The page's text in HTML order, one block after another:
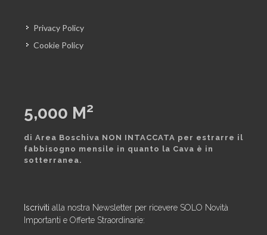
Privacy Policy
Cookie Policy
5,000 M2
di Area Boschiva NON INTACCATA per estrarre il
fabbisogno mensile in quanto la Cava è in
sotterranea.
Iscriviti alla nostra Newsletter per ricevere SOLO Novità
Importanti e Offerte Straordinarie: